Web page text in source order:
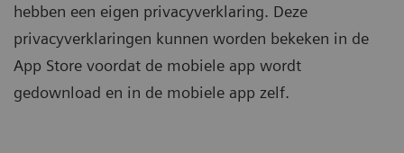
hebben een eigen privacyverklaring. Deze
privacyverklaringen kunnen worden bekeken in de
App Store voordat de mobiele app wordt
gedownload en in de mobiele app zelf.